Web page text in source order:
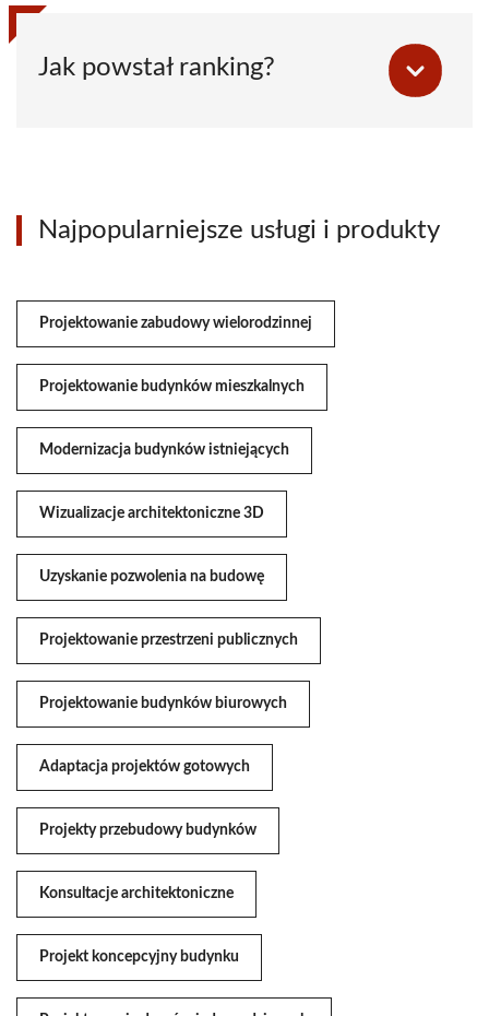
Jak powstał ranking?
Najpopularniejsze usługi i produkty
Projektowanie zabudowy wielorodzinnej
Projektowanie budynków mieszkalnych
Modernizacja budynków istniejących
Wizualizacje architektoniczne 3D
Uzyskanie pozwolenia na budowę
Projektowanie przestrzeni publicznych
Projektowanie budynków biurowych
Adaptacja projektów gotowych
Projekty przebudowy budynków
Konsultacje architektoniczne
Projekt koncepcyjny budynku